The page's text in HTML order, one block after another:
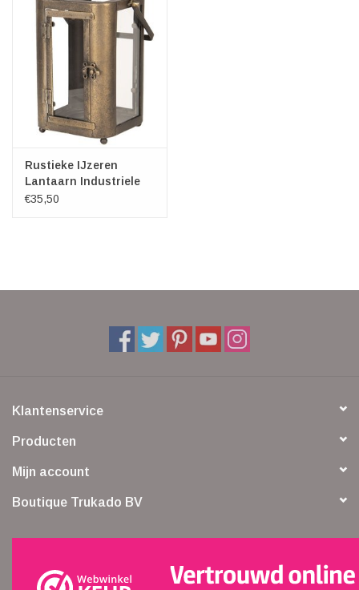
Rustieke IJzeren
Lantaarn Industriele
look
€35,50
Klantenservice
Producten
Mijn account
Boutique Trukado BV